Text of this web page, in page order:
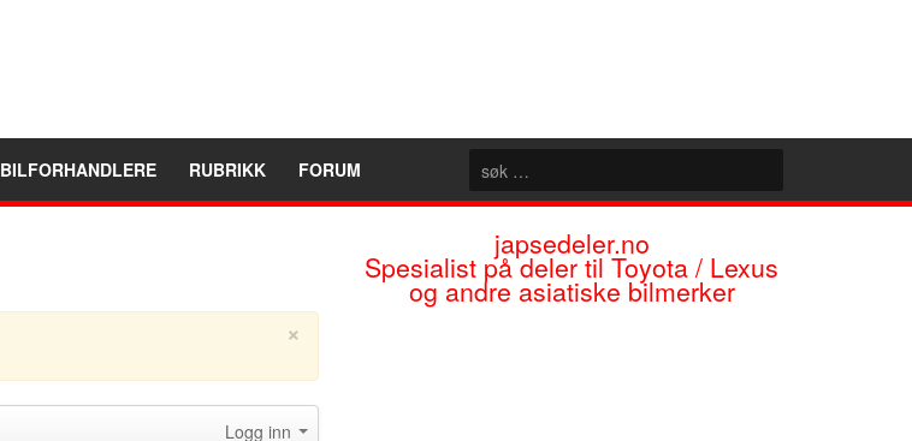
BILFORHANDLERE RUBRIKK FORUM
×
Logg inn
japsedeler.no
Spesialist på deler til Toyota / Lexus
og andre asiatiske bilmerker